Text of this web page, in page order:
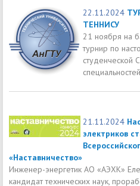
22.11.2024
ТЕННИСУ
21 ноября на
турнир по
студенческой
21.11.2024
электриков
«Наставничество»
Инженер-энергетик АО «АЭХК»
кандидат технических наук,